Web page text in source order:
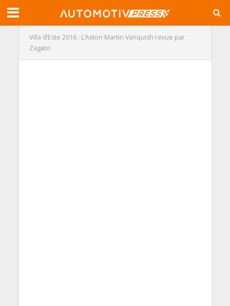
Villa d’Este 2016 : L’Aston Martin Vanquish revue par
Zagato